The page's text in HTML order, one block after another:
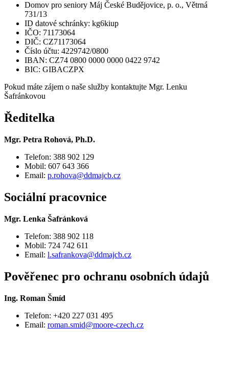
Domov pro seniory Máj České Budějovice, p. o., Větrná
731/13
ID datové schránky: kg6kiup
IČO: 71173064
DIČ: CZ71173064
Číslo účtu: 4229742/0800
IBAN: CZ74 0800 0000 0000 0422 9742
BIC: GIBACZPX
Pokud máte zájem o naše služby kontaktujte Mgr. Lenku
Šafránkovou
Ředitelka
Mgr. Petra Rohová, Ph.D.
Telefon: 388 902 129
Mobil: 607 643 366
Email: p.rohova@ddmajcb.cz
Sociální pracovnice
Mgr. Lenka Šafránková
Telefon: 388 902 118
Mobil: 724 742 611
Email: l.safrankova@ddmajcb.cz
Pověřenec pro ochranu osobních údajů
Ing. Roman Šmíd
Telefon: +420 227 031 495
Email: roman.smid@moore-czech.cz